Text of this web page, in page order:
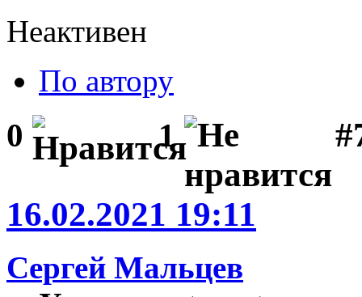
Неактивен
По автору
0 1
16.02.2021 19:11
Сергей Мальцев